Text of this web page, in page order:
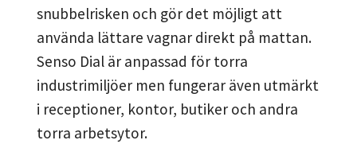
snubbelrisken och gör det möjligt att
använda lättare vagnar direkt på mattan.
Senso Dial är anpassad för torra
industrimiljöer men fungerar även utmärkt
i receptioner, kontor, butiker och andra
torra arbetsytor.